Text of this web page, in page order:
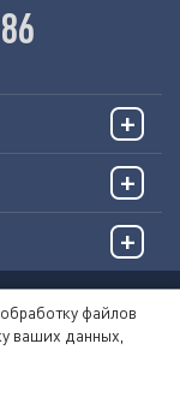
файлов
ваших данных,